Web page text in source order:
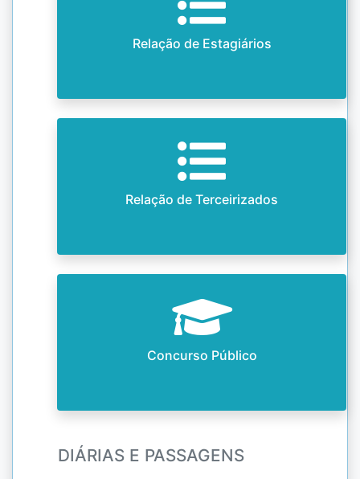
Relação de Estagiários
Relação de Terceirizados
Concurso Público
DIÁRIAS E PASSAGENS